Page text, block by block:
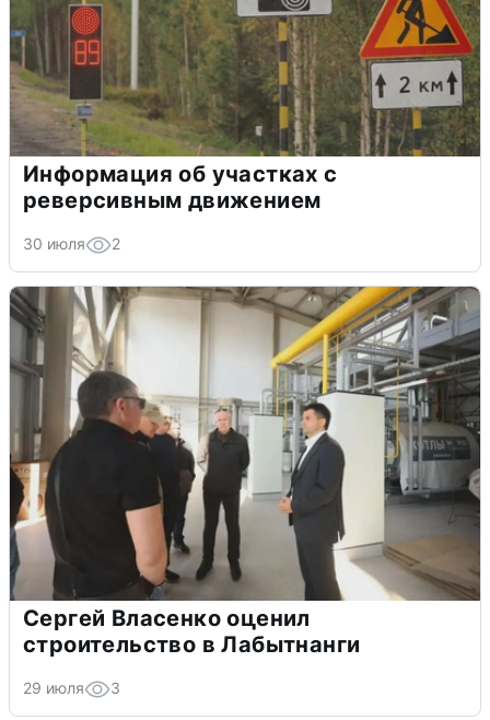
Информация об участках с
реверсивным движением
30 июля 2
Сергей Власенко оценил
строительство в Лабытнанги
29 июля 3